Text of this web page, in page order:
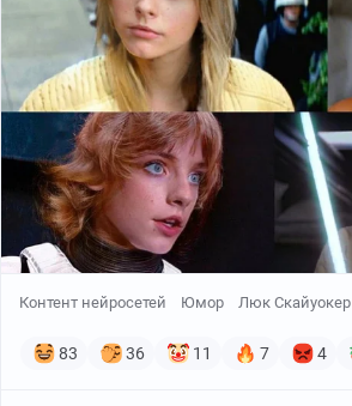
Контент нейросетей Юмор Люк Скайуокер
83 36 11 7 4